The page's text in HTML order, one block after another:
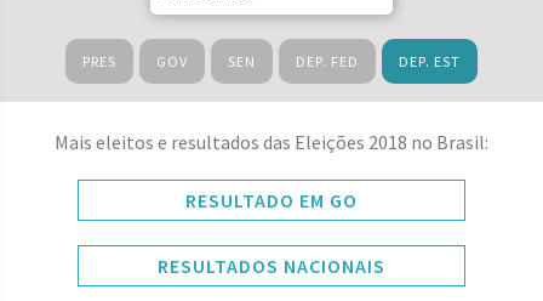
PRES GOV SEN DEP. FED DEP. EST
Mais eleitos e resultados das Eleições 2018 no Brasil:
RESULTADO EM GO
RESULTADOS NACIONAIS